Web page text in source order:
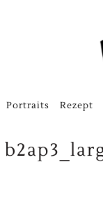
Portraits Rezept